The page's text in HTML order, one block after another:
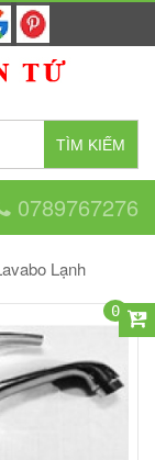
TÌM KIẾM
0
0789767276
Lạnh